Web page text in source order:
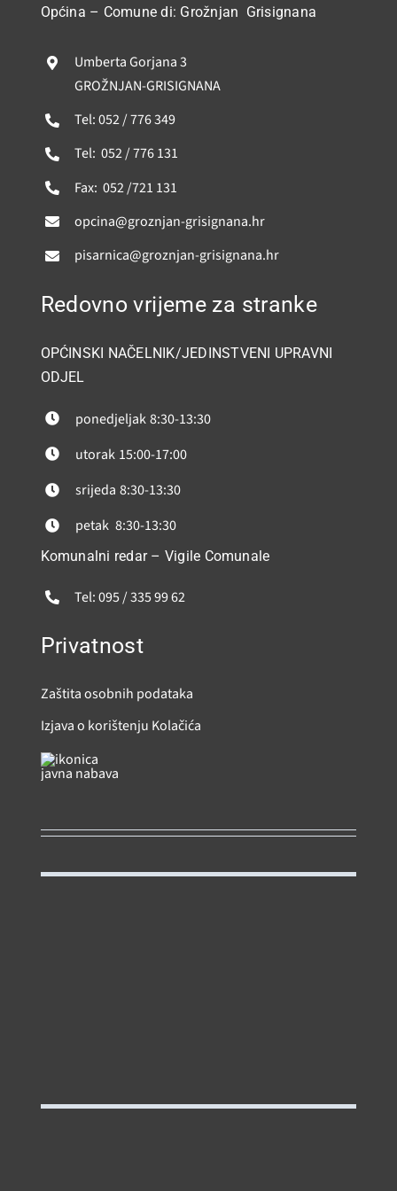
POVIJEST
MJESTA
KONTAKT
Općina – Comune di: Grožnjan Grisignana
Umberta Gorjana 3
GROŽNJAN-GRISIGNANA
Tel: 052 / 776 349
Tel: 052 / 776 131
Fax: 052 /721 131
opcina@groznjan-grisignana.hr
pisarnica@groznjan-grisignana.hr
Redovno vrijeme za stranke
OPĆINSKI NAČELNIK/JEDINSTVENI UPRAVNI
ODJEL
ponedjeljak8:30-13:30
utorak 15:00-17:00
srijeda 8:30-13:30
petak 8:30-13:30
Komunalni redar – Vigile Comunale
Tel: 095 / 335 99 62
Privatnost
Zaštita osobnih podataka
Izjava o korištenju Kolačića